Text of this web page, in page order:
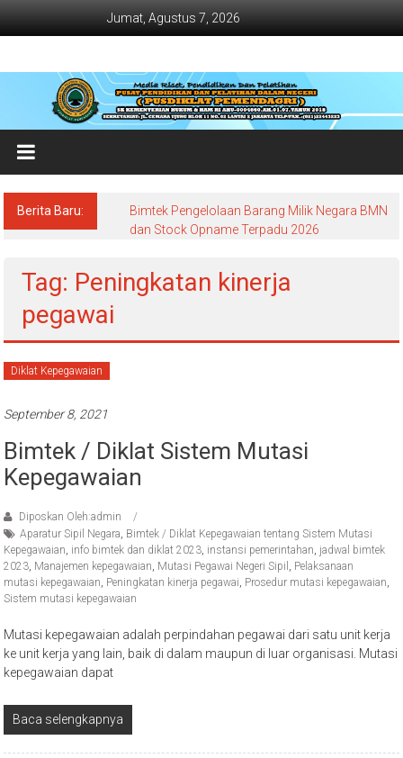
Jumat, Agustus 7, 2026
Jadwal
Bimtek
dan
Diklat
Terbaru
Dan
Berita Baru:
Bimtek Pengelolaan Barang Milik Negara BMN
dan Stock Opname Terpadu 2026
Tag: Peningkatan kinerja
pegawai
Diklat Kepegawaian
September 8, 2021
Bimtek / Diklat Sistem Mutasi
Kepegawaian
Diposkan Oleh:admin
Aparatur Sipil Negara, Bimtek / Diklat Kepegawaian tentang Sistem Mutasi
Kepegawaian, info bimtek dan diklat 2023, instansi pemerintahan, jadwal bimtek
2023, Manajemen kepegawaian, Mutasi Pegawai Negeri Sipil , Pelaksanaan
mutasi kepegawaian, Peningkatan kinerja pegawai, Prosedur mutasi kepegawaian,
Sistem mutasi kepegawaian
Mutasi kepegawaian adalah perpindahan pegawai dari satu unit kerja
ke unit kerja yang lain, baik di dalam maupun di luar organisasi. Mutasi
kepegawaian dapat
Baca selengkapnya